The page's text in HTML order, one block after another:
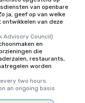
at a typical corporate
a way to try some of
cuisines and dishes.
selected dishes are
high standards to
delight any palate. Tours Available
from Day to Night
group experience,
key. Whether you
van openbare
ja, geef op van welke
van deze
Advisory Council)
en
die
restaurants,
worden
two hours.
an ongoing basis